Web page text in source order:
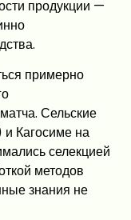
продукции —
примерно
Сельские
Кагосиме на
селекцией
методов
знания не